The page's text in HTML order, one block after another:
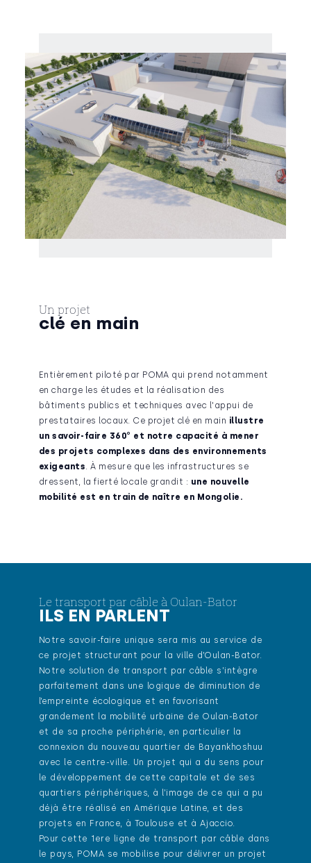
Un projet
clé en main
Entièrement piloté par POMA qui prend notamment
en charge les études et la réalisation des
bâtiments publics et techniques avec l'appui de
prestataires locaux. Ce projet clé en main illustre
un savoir-faire 360° et notre capacité à mener
des projets complexes dans des environnements
exigeants . À mesure que les infrastructures se
dressent, la fierté locale grandit : une nouvelle
mobilité est en train de naître en Mongolie.
Le transport par câble à Oulan-Bator
ILS EN PARLENT
Notre savoir-faire unique sera mis au service de
ce projet structurant pour la ville d’Oulan-Bator.
Notre solution de transport par câble s’intègre
parfaitement dans une logique de diminution de
l’empreinte écologique et en favorisant
grandement la mobilité urbaine de Oulan-Bator
et de sa proche périphérie, en particulier la
connexion du nouveau quartier de Bayankhoshuu
avec le centre-ville. Un projet qui a du sens pour
le développement de cette capitale et de ses
quartiers périphériques, à l’image de ce qui a pu
déjà être réalisé en Amérique Latine, et des
projets en France, à Toulouse et à Ajaccio.
Pour cette 1ere ligne de transport par câble dans
le pays, POMA se mobilise pour délivrer un projet